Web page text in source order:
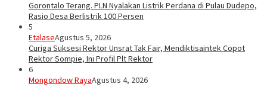
Gorontalo Terang. PLN Nyalakan Listrik Perdana di Pulau Dudepo,
Rasio Desa Berlistrik 100 Persen
5
EtalaseAgustus 5, 2026
Curiga Suksesi Rektor Unsrat Tak Fair, Mendiktisaintek Copot
Rektor Sompie, Ini Profil Plt Rektor
6
Mongondow RayaAgustus 4, 2026